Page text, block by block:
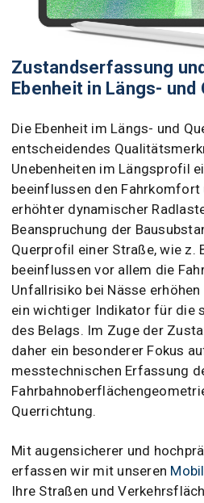
Zustandserfassung
Ebenheit in Längs- und
Die Ebenheit im Längs- und
entscheidendes
Unebenheiten im Längsprofil
beeinflussen den
erhöhter dynamischer
Beanspruchung der
Querprofil einer Straße, wie z.
beeinflussen vor allem die
Unfallrisiko bei Nässe
ein wichtiger Indikator für die
des Belags. Im Zuge der
daher ein besonderer Fokus
messtechnischen Erfassung
Querrichtung.
Mit augensicherer und
erfassen wir mit unseren
Ihre Straßen und